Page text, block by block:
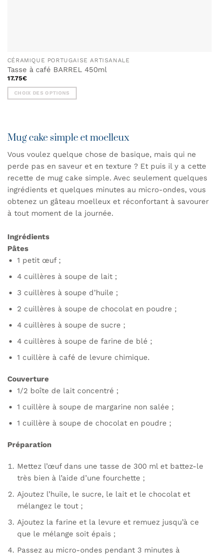
CÉRAMIQUE PORTUGAISE ARTISANALE
Tasse à café BARREL 450ml
17.75€
CHOIX DES OPTIONS
plusieurs
variations.
Les
options
peuvent
être
choisies
sur
la
produit
Mug cake simple et moelleux
Vous voulez quelque chose de basique, mais qui ne
perde pas en saveur et en texture ? Et puis il y a cette
recette de mug cake simple. Avec seulement quelques
ingrédients et quelques minutes au micro-ondes, vous
obtenez un gâteau moelleux et réconfortant à savourer
à tout moment de la journée.
Ingrédients
Pâtes
1 petit œuf ;
4 cuillères à soupe de lait ;
3 cuillères à soupe d’huile ;
2 cuillères à soupe de chocolat en poudre ;
4 cuillères à soupe de sucre ;
4 cuillères à soupe de farine de blé ;
1 cuillère à café de levure chimique.
Couverture
1/2 boîte de lait concentré ;
1 cuillère à soupe de margarine non salée ;
1 cuillère à soupe de chocolat en poudre ;
Préparation
Mettez l’œuf dans une tasse de 300 ml et battez-le
très bien à l’aide d’une fourchette ;
Ajoutez l’huile, le sucre, le lait et le chocolat et
mélangez le tout ;
Ajoutez la farine et la levure et remuez jusqu’à ce
que le mélange soit épais ;
Passez au micro-ondes pendant 3 minutes à